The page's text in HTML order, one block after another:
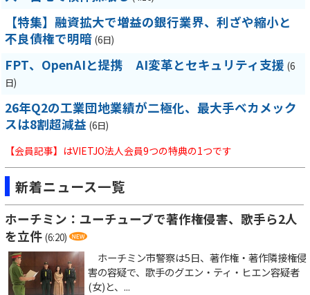
【特集】融資拡大で増益の銀行業界、利ざや縮小と
不良債権で明暗 (6日)
FPT、OpenAIと提携 AI変革とセキュリティ支援 (6
日)
26年Q2の工業団地業績が二極化、最大手ベカメック
スは8割超減益 (6日)
【会員記事】はVIETJO法人会員9つの特典の1つです
新着ニュース一覧
ホーチミン：ユーチューブで著作権侵害、歌手ら2人
を立件 (6:20)
ホーチミン市警察は5日、著作権・著作隣接権侵
害の容疑で、歌手のグエン・ティ・ヒエン容疑者
(女)と、...